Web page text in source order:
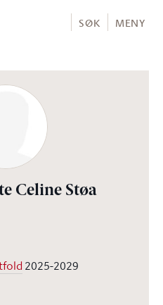
SØK MENY
Celine Støa
2025-2029